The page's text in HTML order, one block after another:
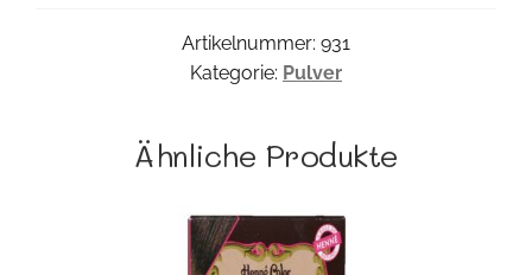
Artikelnummer: 931
Kategorie: Pulver
Ähnliche Produkte